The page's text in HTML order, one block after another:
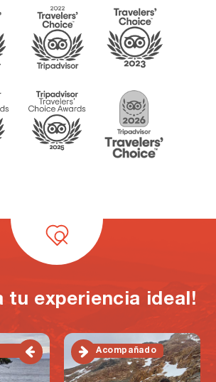
tu experiencia ideal!
Acompañado